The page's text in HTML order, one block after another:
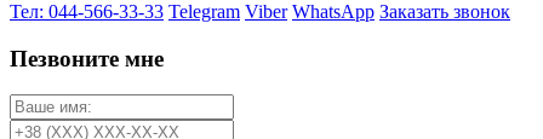
Тел: 044-566-33-33 Telegram Viber WhatsApp Заказать звонок
Пезвоните мне